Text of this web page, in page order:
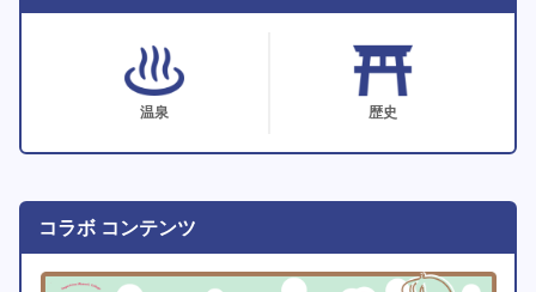
温泉 歴史
コラボ コンテンツ